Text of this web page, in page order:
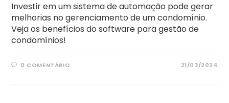
Investir em um sistema de automação pode gerar
melhorias no gerenciamento de um condomínio.
Veja os benefícios do software para gestão de
condomínios!
0 COMENTÁRIO 21/03/2024